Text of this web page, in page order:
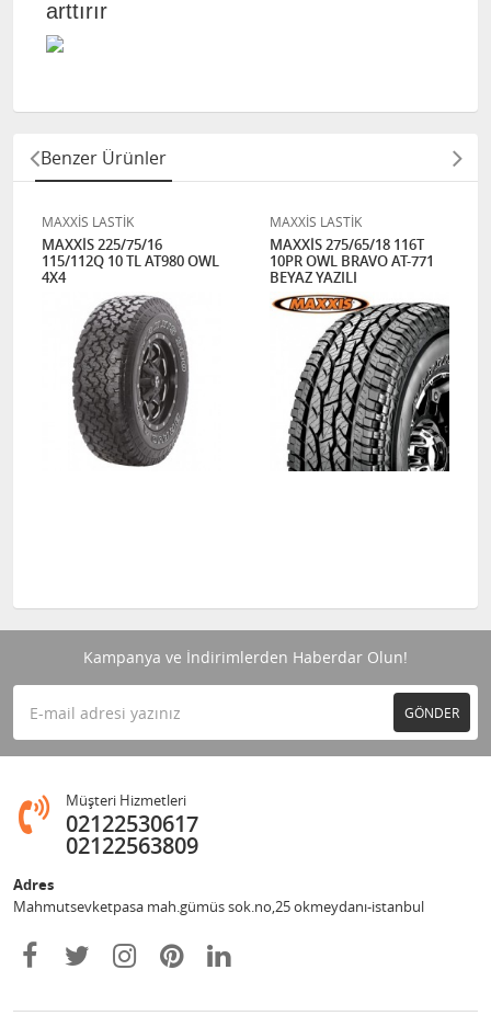
arttırır
Benzer Ürünler
MAXXİS LASTİK
MAXXİS 225/75/16
115/112Q 10 TL AT980 OWL
4X4
MAXXİS LASTİK
MAXXİS 275/65/18 116T
10PR OWL BRAVO AT-771
BEYAZ YAZILI
Kampanya ve İndirimlerden Haberdar Olun!
GÖNDER
Müşteri Hizmetleri
02122530617
02122563809
Adres
Mahmutsevketpasa mah.gümüs sok.no,25 okmeydanı-istanbul